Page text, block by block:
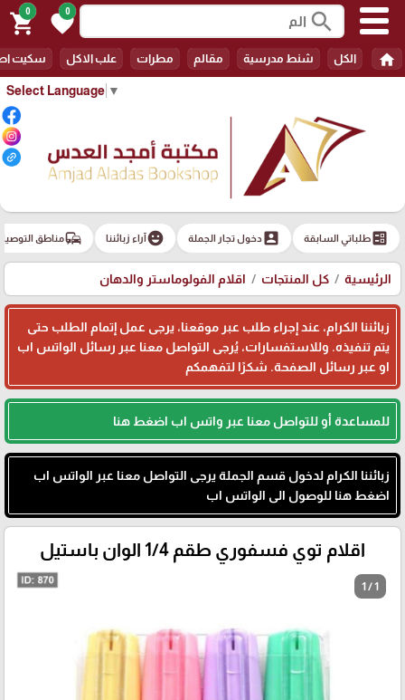
Select Language ▼
search
0
favorite
0
shopping_cart
home الكل شنط مدرسية مقالم مطرات علب الاكل سكيت
ballotطلباتي السابقة account_boxدخول تجار الجملة emoji_emotionsآراء زبائننا commuteمناطق
الرئيسية كل المنتجات اقلام الفولوماستر والدهان
زبائننا الكرام، عند إجراء طلب عبر موقعنا، يرجى عمل إتمام الطلب حتى
يتم تنفيذه. وللاستفسارات، يُرجى التواصل معنا عبر رسائل الواتس اب
او عبر رسائل الصفحة. شكرًا لتفهمكم
للمساعدة أو للتواصل معنا عبر واتس اب اضغط هنا
زبائننا الكرام لدخول قسم الجملة يرجى التواصل معنا عبر الواتس اب
اضغط هنا للوصول الى الواتس اب
اقلام توي فسفوري طقم 1/4 الوان باستيل
1 / 1